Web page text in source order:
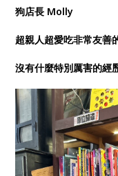
狗店長 Molly
超親人超愛吃非常友善
沒有什麼特別厲害的經